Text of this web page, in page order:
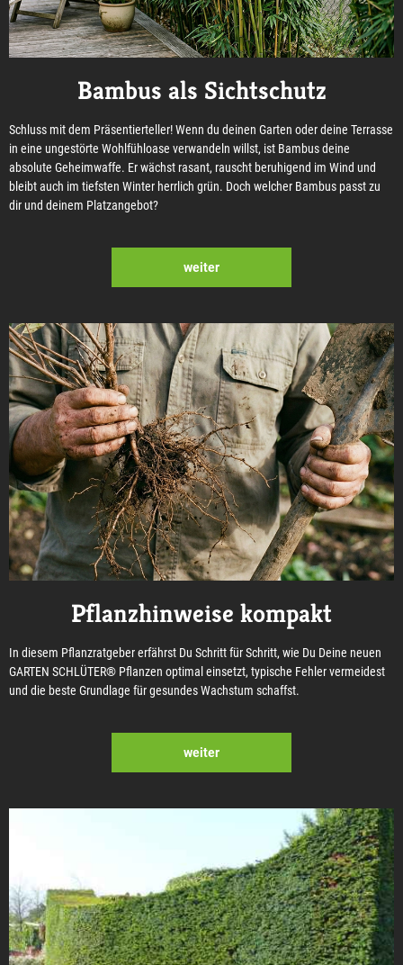
Bambus als Sichtschutz
Schluss mit dem Präsentierteller! Wenn du deinen Garten oder deine Terrasse
in eine ungestörte Wohlfühloase verwandeln willst, ist Bambus deine
absolute Geheimwaffe. Er wächst rasant, rauscht beruhigend im Wind und
bleibt auch im tiefsten Winter herrlich grün. Doch welcher Bambus passt zu
dir und deinem Platzangebot?
weiter
Pflanzhinweise kompakt
In diesem Pflanzratgeber erfährst Du Schritt für Schritt, wie Du Deine neuen
GARTEN SCHLÜTER® Pflanzen optimal einsetzt, typische Fehler vermeidest
und die beste Grundlage für gesundes Wachstum schaffst.
weiter